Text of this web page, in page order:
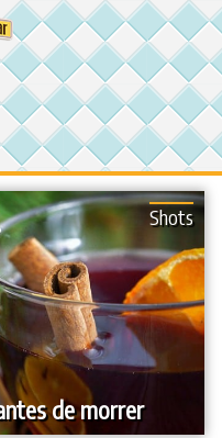
de morrer
Shots